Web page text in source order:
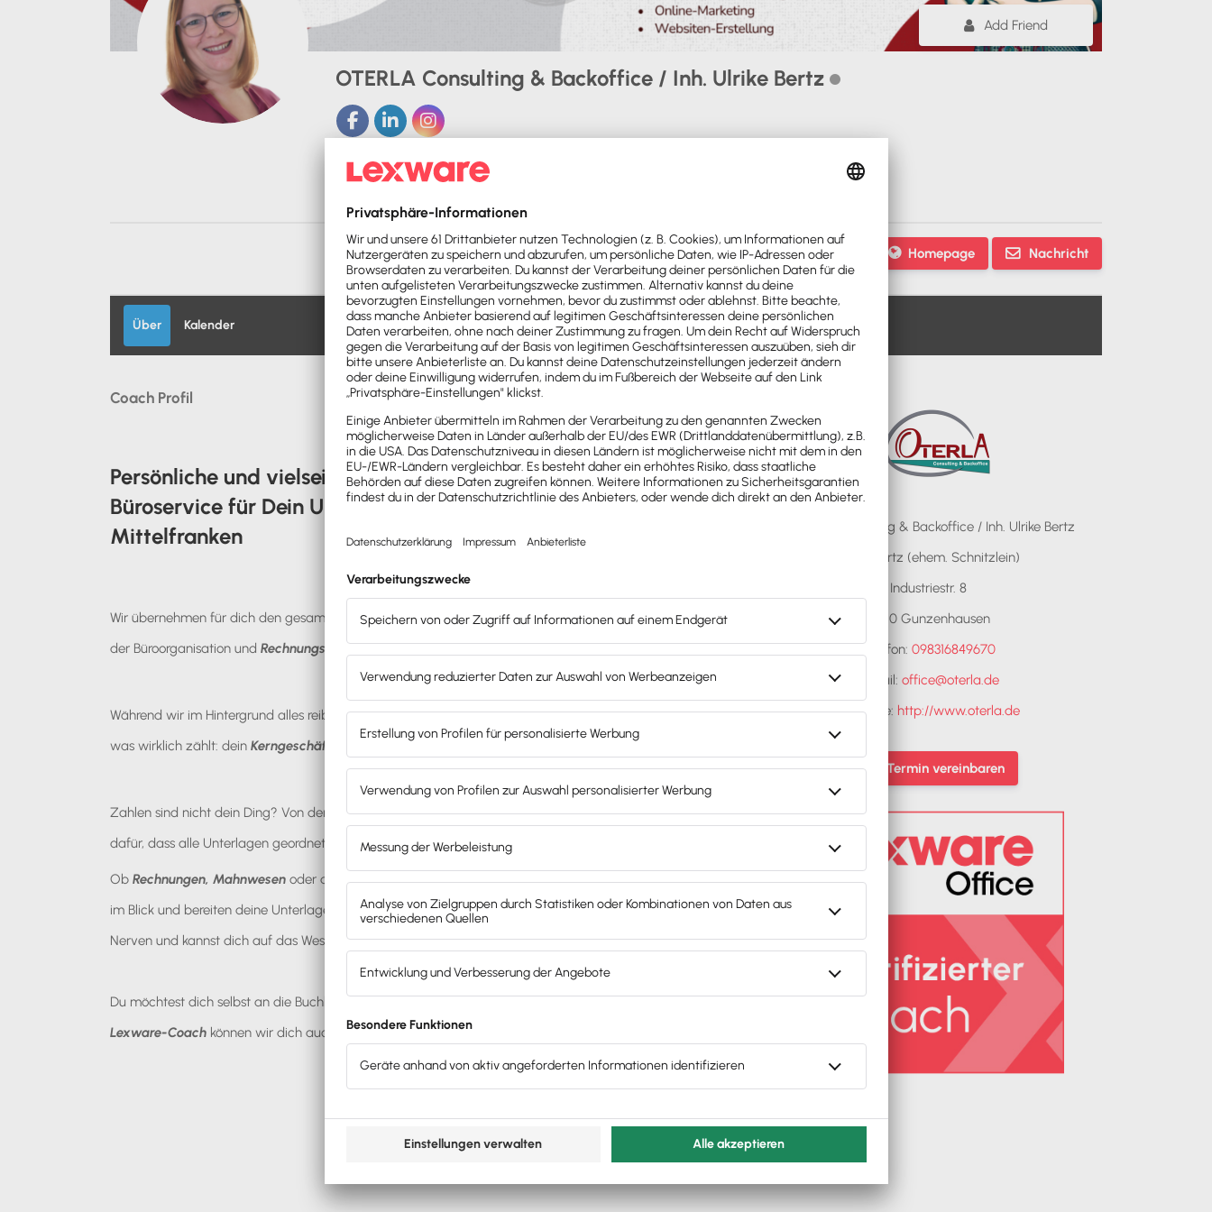
Add Friend
OTERLA Consulting & Backoffice / Inh. Ulrike Bertz
Add Friend
Nachricht
Homepage
Über Kalender
Coach Profil
Persönliche und vielseitige Gründungsberatung und
Büroservice für Dein Unternehmen in Gunzenhausen und
Mittelfranken
Wir übernehmen für dich den gesamten administrativen Kram – von
der Büroorganisation und Rechnungsstellung bis hin zumE-Mail-ManagementundTelefonservice.
Während wir im Hintergrund alles reibungslos am Laufen halten, kannst du dich auf das konzentrieren,
was wirklich zählt: dein Kerngeschäft
Zahlen sind nicht dein Ding? Von der vorbereitenden Buchhaltungbis zurBelegverwaltung sorgen wir
dafür, dass alle Unterlagen geordnet und vollständig sind.
Ob Rechnungen, Mahnwesen oder die Übersicht deiner Einnahmen und Ausgaben – wir behalten alles
im Blick und bereiten deine Unterlagen optimal für deinen Steuerberater vor. So sparst du Zeit und
Nerven und kannst dich auf das Wesentliche konzentrieren, ohne imZahlendschungel zu verschwinden.
Du möchtest dich selbst an die Buchhaltung machen, brauchst aber vorerst Schulungen? Alsoffizieller
Lexware-Coach können wir dich auch in diese vielseitigeBuchhaltungs-Software
OTERLA Consulting & Backoffice / Inh. Ulrike Bertz
Ulrike Bertz (ehem. Schnitzlein)
Industriestr. 8
91710 Gunzenhausen
Telefon: 098316849670
E-Mail: office@oterla.de
Webseite: http://www.oterla.de
Jetzt Termin vereinbaren